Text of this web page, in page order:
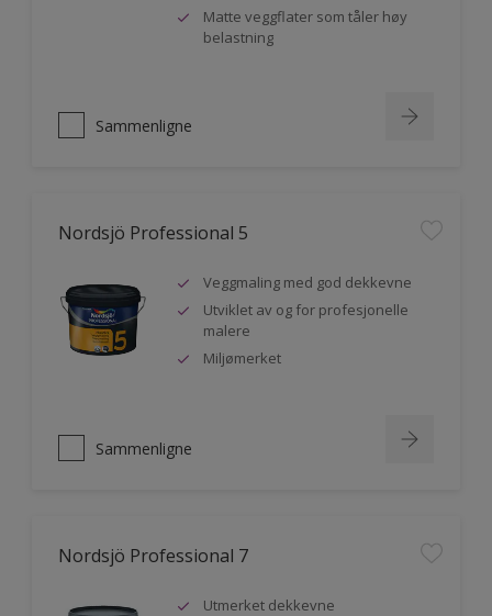
Matte veggflater som tåler høy
belastning
Sammenligne
Nordsjö Professional 5
Veggmaling med god dekkevne
Utviklet av og for profesjonelle
malere
Miljømerket
Sammenligne
Nordsjö Professional 7
Utmerket dekkevne